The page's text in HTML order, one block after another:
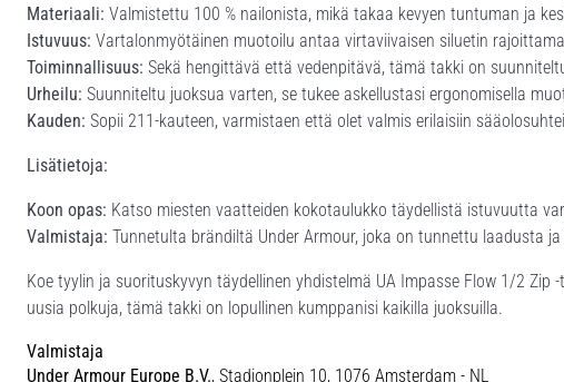
Materiaali: Valmistettu 100 % nailonista, mikä takaa kevyen tuntuman ja
Istuvuus: Vartalonmyötäinen muotoilu antaa virtaviivaisen siluetin
Toiminnallisuus: Sekä hengittävä että vedenpitävä, tämä takki on
Urheilu: Suunniteltu juoksua varten, se tukee askellustasi ergonomisella
Kauden: Sopii 211-kauteen, varmistaen että olet valmis erilaisiin
Lisätietoja:
Koon opas: Katso miesten vaatteiden kokotaulukko täydellistä istuvuutta
Valmistaja: Tunnetulta brändiltä Under Armour, joka on tunnettu laadusta
Koe tyylin ja suorituskyvyn täydellinen yhdistelmä UA Impasse Flow 1/2
uusia polkuja, tämä takki on lopullinen kumppanisi kaikilla juoksuilla.
Valmistaja
Under Armour Europe B.V., Stadionplein 10, 1076 Amsterdam - NL